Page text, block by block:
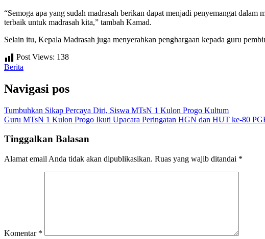
“Semoga apa yang sudah madrasah berikan dapat menjadi penyemangat
terbaik untuk madrasah kita,” tambah Kamad.
Selain itu, Kepala Madrasah juga menyerahkan penghargaan kepada guru
Post Views: 138
Berita
Navigasi pos
Tumbuhkan Sikap Percaya Diri, Siswa MTsN 1 Kulon Progo Kultum
Guru MTsN 1 Kulon Progo Ikuti Upacara Peringatan HGN dan HUT ke-80
Tinggalkan Balasan
Alamat email Anda tidak akan dipublikasikan. Ruas yang wajib ditandai *
Komentar *